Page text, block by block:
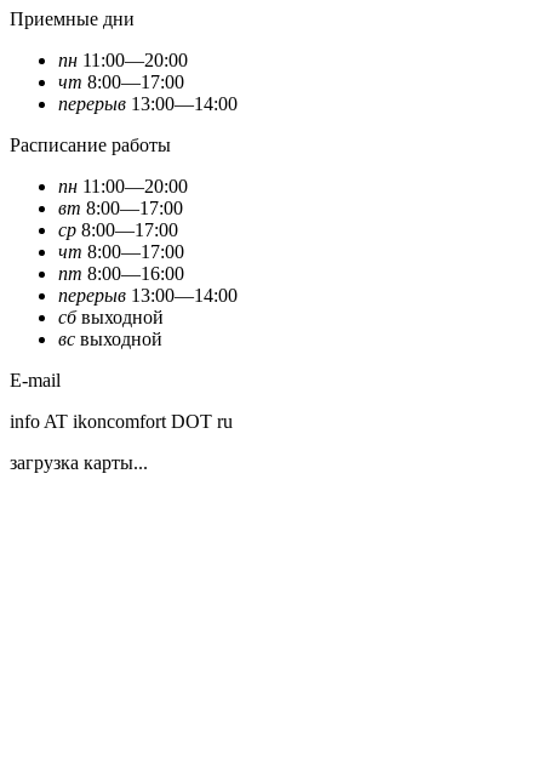
Приемные дни
пн 11:00—20:00
чт 8:00—17:00
перерыв 13:00—14:00
Расписание работы
пн 11:00—20:00
вт 8:00—17:00
ср 8:00—17:00
чт 8:00—17:00
пт 8:00—16:00
перерыв 13:00—14:00
сбвыходной
вс выходной
E-mail
info AT ikoncomfort DOT ru
загрузка карты...